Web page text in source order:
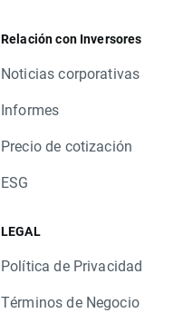
Relación con Inversores
Noticias corporativas
Informes
Precio de cotización
ESG
LEGAL
Política de Privacidad
Términos de Negocio